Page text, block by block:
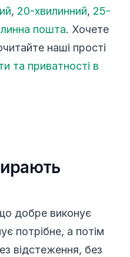
, 20-хвилинний, 25-
пошта. Хочете
наші прості
та приватності в
добре виконує
потрібне, а потім
відстеження, без